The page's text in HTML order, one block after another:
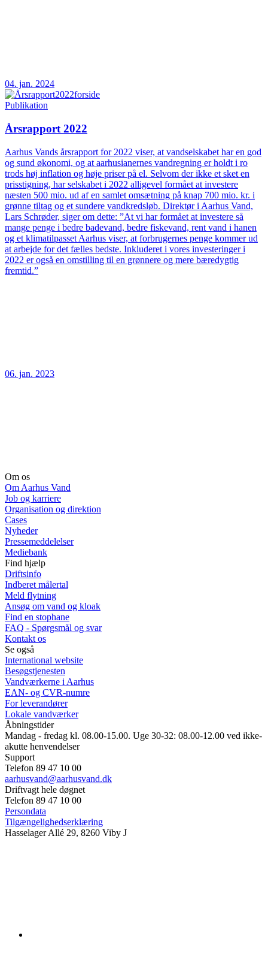
04. jan. 2024
Publikation
Årsrapport 2022
Aarhus Vands årsrapport for 2022 viser, at vandselskabet har en god
og sund økonomi, og at aarhusianernes vandregning er holdt i ro
trods høj inflation og høje priser på el. Selvom der ikke et sket en
prisstigning, har selskabet i 2022 alligevel formået at investere
næsten 500 mio. ud af en samlet omsætning på knap 700 mio. kr. i
grønne tiltag og et sundere vandkredsløb. Direktør i Aarhus Vand,
Lars Schrøder, siger om dette: ”At vi har formået at investere så
mange penge i bedre badevand, bedre fiskevand, rent vand i hanen
og et klimatilpasset Aarhus viser, at forbrugernes penge kommer ud
at arbejde for det fælles bedste. Inkluderet i vores investeringer i
2022 er også en omstilling til en grønnere og mere bæredygtig
fremtid.”
06. jan. 2023
Om os
Om Aarhus Vand
Job og karriere
Organisation og direktion
Cases
Nyheder
Pressemeddelelser
Mediebank
Find hjælp
Driftsinfo
Indberet målertal
Meld flytning
Ansøg om vand og kloak
Find en stophane
FAQ - Spørgsmål og svar
Kontakt os
Se også
International website
Besøgstjenesten
Vandværkerne i Aarhus
EAN- og CVR-numre
For leverandører
Lokale vandværker
Åbningstider
Mandag - fredag kl. 08.00-15.00. Uge 30-32: 08.00-12.00 ved ikke-
akutte henvendelser
Support
Telefon 89 47 10 00
aarhusvand@aarhusvand.dk
Driftvagt hele døgnet
Telefon 89 47 10 00
Persondata
Tilgængelighedserklæring
Hasselager Allé 29, 8260 Viby J